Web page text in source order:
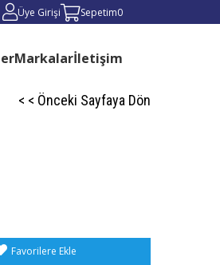
Üye Girişi Sepetim0
Markalarİletişim
< < Önceki Sayfaya Dön
Favorilere Ekle